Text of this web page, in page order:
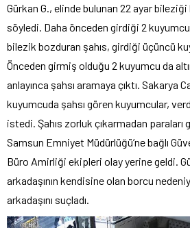
Gürkan G., elinde bulunan 22 ayar
söyledi. Daha önceden girdiği 2
bilezik bozduran şahıs, girdiği üçüncü
Önceden girmiş olduğu 2 kuyumcu da
anlayınca şahsı aramaya çıktı. Sakarya
kuyumcuda şahsı gören kuyumcular,
istedi. Şahıs zorluk çıkarmadan
Samsun Emniyet Müdürlüğü’ne bağlı
Büro Amirliği ekipleri olay yerine geldi.
arkadaşının kendisine olan borcu
arkadaşını suçladı.